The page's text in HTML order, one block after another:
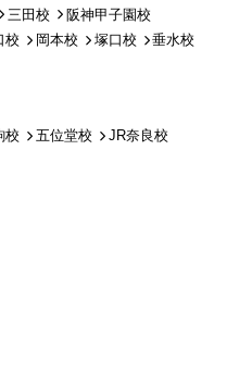
三田校
阪神甲子園校
校 岡本校 塚口校
垂水校
校 五位堂校
JR奈良校